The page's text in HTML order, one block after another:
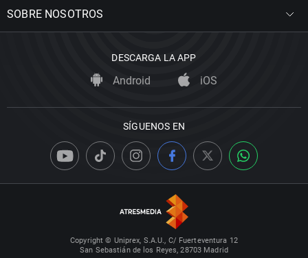
SOBRE NOSOTROS
DESCARGA LA APP
Android iOS
SÍGUENOS EN
Copyright © Uniprex, S.A.U., C/ Fuerteventura 12
San Sebastián de los Reyes, 28703 Madrid